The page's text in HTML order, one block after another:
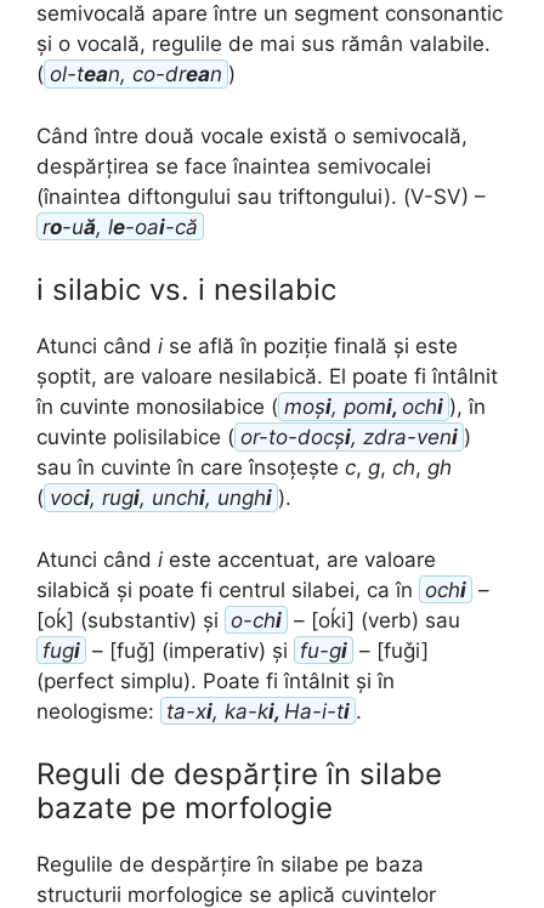
semivocală apare între un segment consonantic
și o vocală, regulile de mai sus rămân valabile.
( ol-tean, co-drean )
Când între două vocale există o semivocală,
despărțirea se face înaintea semivocalei
(înaintea diftongului sau triftongului). (V-SV) –
ro-uă, le-oai-că
i silabic vs. i nesilabic
Atunci când i se află în poziție finală și este
șoptit, are valoare nesilabică. El poate fi întâlnit
în cuvinte monosilabice ( moși, pomi, ochi ), în
cuvinte polisilabice ( or-to-docși, zdra-veni )
sau în cuvinte în care însoțește c, g, ch, gh
( voci, rugi, unchi, unghi ).
Atunci când i este accentuat, are valoare
silabică și poate fi centrul silabei, ca în ochi –
[oḱ] (substantiv) și o-chi – [oḱi] (verb) sau
fugi – [fuǧ] (imperativ) și fu-gi – [fuǧi]
(perfect simplu). Poate fi întâlnit și în
neologisme: ta-xi, ka-ki, Ha-i-ti .
Reguli de despărțire în silabe
bazate pe morfologie
Regulile de despărțire în silabe pe baza
structurii morfologice se aplică cuvintelor